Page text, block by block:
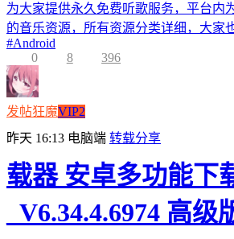
为大家提供永久免费听歌服务，平台内
的音乐资源，所有资源分类详细，大家
#Android
0
8 396
发帖狂魔VIP2
昨天 16:13 电脑端 转载分享
载器 安卓多功能下
_V6.34.4.6974 高级